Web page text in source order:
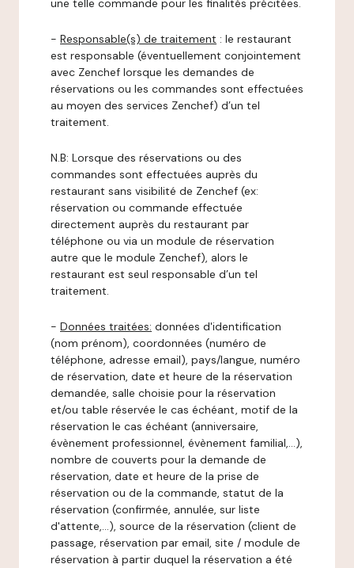
une telle commande pour les finalités précitées.
- Responsable(s) de traitement : le restaurant
est responsable (éventuellement conjointement
avec Zenchef lorsque les demandes de
réservations ou les commandes sont effectuées
au moyen des services Zenchef) d’un tel
traitement.
N.B: Lorsque des réservations ou des
commandes sont effectuées auprès du
restaurant sans visibilité de Zenchef (ex:
réservation ou commande effectuée
directement auprès du restaurant par
téléphone ou via un module de réservation
autre que le module Zenchef), alors le
restaurant est seul responsable d’un tel
traitement.
- Données traitées: données d'identification
(nom prénom), coordonnées (numéro de
téléphone, adresse email), pays/langue, numéro
de réservation, date et heure de la réservation
demandée, salle choisie pour la réservation
et/ou table réservée le cas échéant, motif de la
réservation le cas échéant (anniversaire,
évènement professionnel, évènement familial,…),
nombre de couverts pour la demande de
réservation, date et heure de la prise de
réservation ou de la commande, statut de la
réservation (confirmée, annulée, sur liste
d'attente,…), source de la réservation (client de
passage, réservation par email, site / module de
réservation à partir duquel la réservation a été